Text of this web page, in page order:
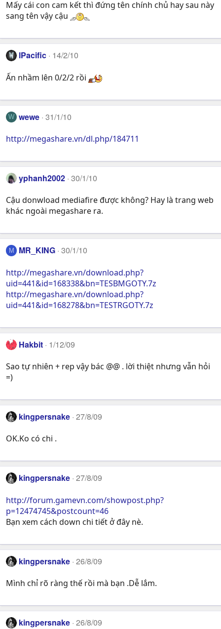
Mấy cái con cam kết thì đứng tên chính chủ hay sau này
sang tên vậy cậu
lPacific 14/2/10
Ấn nhầm lên 0/2/2 rồi
W wewe 31/1/10
http://megashare.vn/dl.php/184711
yphanh2002 30/1/10
Cậu donwload mediafire được không? Hay là trang web
khác ngoài megashare ra.
M MR_KING 30/1/10
http://megashare.vn/download.php?
uid=441&id=168338&bn=TESBMGOTY.7z
http://megashare.vn/download.php?
uid=441&id=168278&bn=TESTRGOTY.7z
Hakbit 1/12/09
Sao tự nhiên + rep vậy bác @@ . lời thiệt nhưng vẫn hỏi
=)
kingpersnake 27/8/09
OK.Ko có chi .
kingpersnake 27/8/09
http://forum.gamevn.com/showpost.php?
p=12474745&postcount=46
Bạn xem cách down chi tiết ở đây nè.
kingpersnake 26/8/09
Mình chỉ rõ ràng thế rồi mà bạn .Dễ lắm.
kingpersnake 26/8/09